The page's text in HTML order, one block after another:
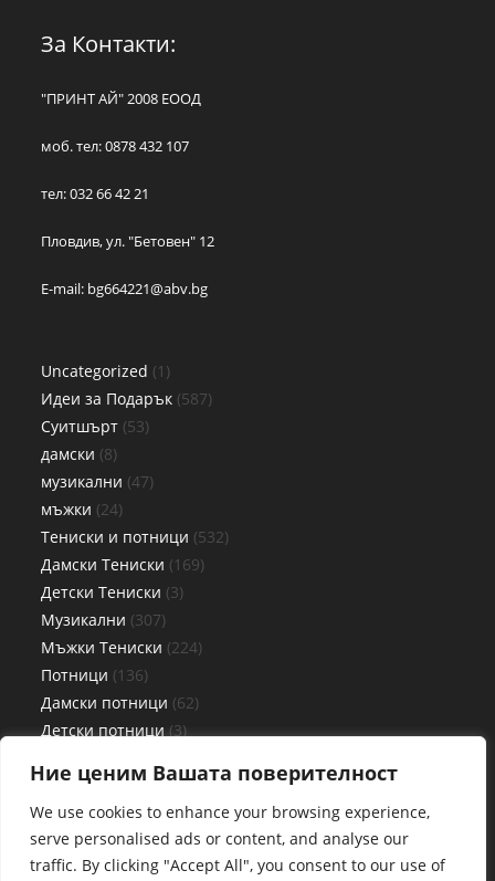
Ние ценим Вашата поверителност
We use cookies to enhance your browsing experience,
serve personalised ads or content, and analyse our
traffic. By clicking "Accept All", you consent to our use of
За Контакти:
"ПРИНТ АЙ" 2008 ЕООД
моб. тел: 0878 432 107
тел: 032 66 42 21
Пловдив, ул. "Бетовен" 12
E-mail: bg664221@abv.bg
Uncategorized 1
Идеи за Подарък 587
Суитшърт 53
дамски 8
музикални 47
мъжки 24
Тениски и потници 532
Дамски Тениски 169
Детски Тениски 3
Музикални 307
Мъжки Тениски 224
Потници 136
Дамски потници 62
Детски потници 3
Чаши 27